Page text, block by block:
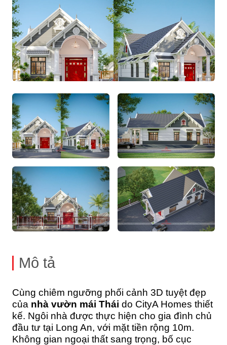
Mô tả
Cùng chiêm ngưỡng phối cảnh 3D tuyệt đẹp
của nhà vườn mái Thái do CityA Homes thiết
kế. Ngôi nhà được thực hiện cho gia đình chủ
đầu tư tại Long An, với mặt tiền rộng 10m.
Không gian ngoại thất sang trọng, bố cục